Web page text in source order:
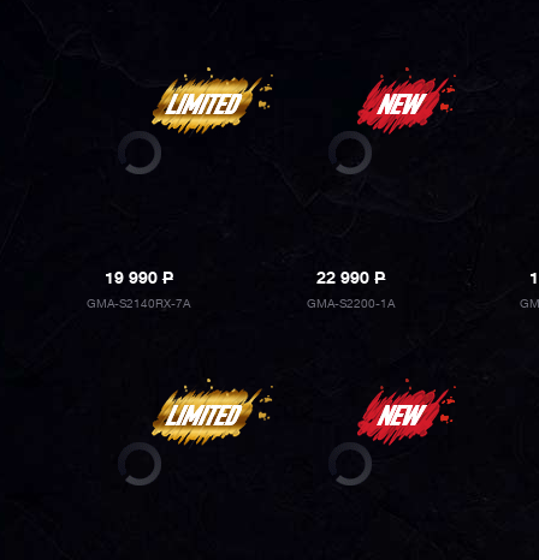
19 990P
GMA-S2140RX-7A
22 990P
GMA-S2200-1A